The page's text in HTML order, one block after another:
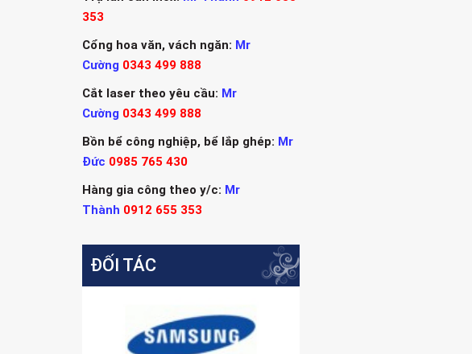
353
Cổng hoa văn, vách ngăn: Mr
Cường 0343 499 888
Cắt laser theo yêu cầu: Mr
Cường 0343 499 888
Bồn bể công nghiệp, bể lắp ghép: Mr
Đức 0985 765 430
Hàng gia công theo y/c: Mr
Thành 0912 655 353
ĐỐI TÁC